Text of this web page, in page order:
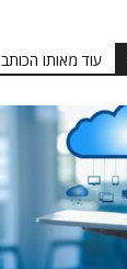
עוד מאותו הכותב